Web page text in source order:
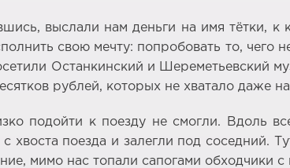
выслали нам деньги на имя тётки, к
свою мечту: попробовать то, чего
Останкинский и Шереметьевский
рублей, которых не хватало даже
подойти к поезду не смогли. Вдоль
поезда и залегли под соседний.
мимо нас топали сапогами обходчики